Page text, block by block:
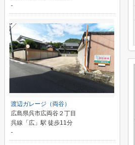
-
渡辺ガレージ（両谷）
広島県呉市広両谷２丁目
呉線「広」駅 徒歩11分
-